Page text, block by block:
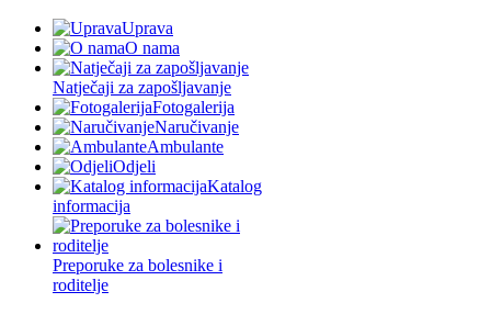
Uprava
O nama
Natječaji za zapošljavanje
Fotogalerija
Naručivanje
Ambulante
Odjeli
Katalog
informacija
Preporuke za bolesnike i
roditelje